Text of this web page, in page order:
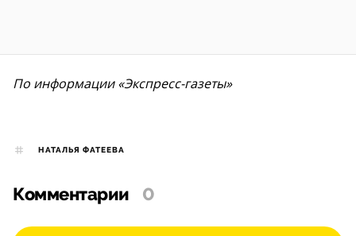
По информации «Экспресс-газеты»
НАТАЛЬЯ ФАТЕЕВА
Комментарии 0